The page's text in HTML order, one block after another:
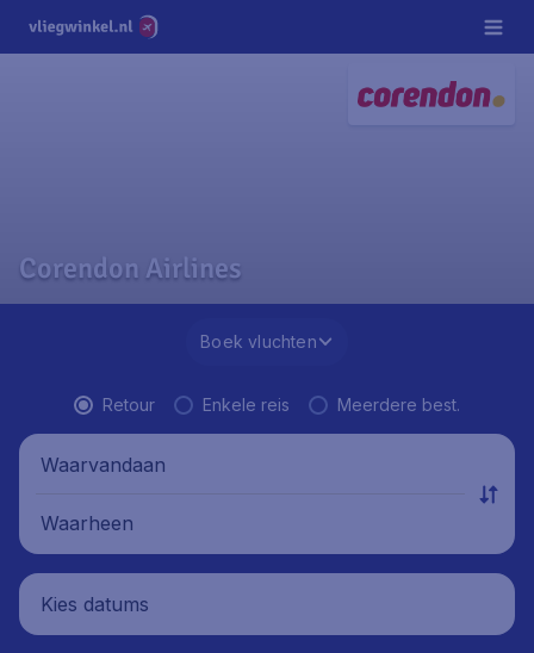
Corendon Airlines
Boek vluchten
Retour Enkele reis Meerdere best.
Waarvandaan
Waarheen
Kies datums